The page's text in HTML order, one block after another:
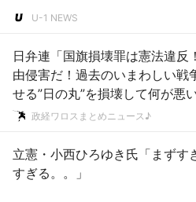
U-1 NEWS
日弁連「国旗損壊罪は憲法違反
由侵害だ！過去のいまわしい戦
せる”日の丸”を損壊して何が悪
～！？」ｗｗｗｗｗｗｗｗｗｗ
政経ワロスまとめニュース♪
立憲・小西ひろゆき氏「まずす
すぎる。。」